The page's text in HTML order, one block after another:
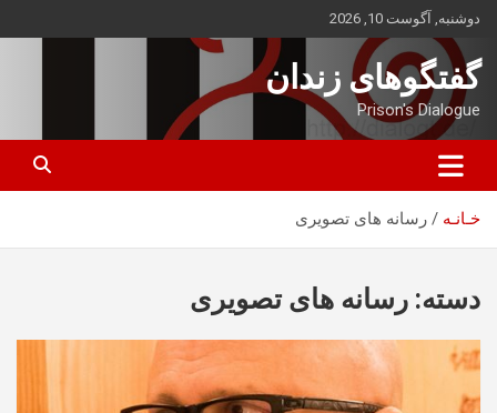
محتوا
بروید
دوشنبه, آگوست 10, 2026
گفتگوهای زندان
Prison's Dialogue
خـانـه رسانه های تصویری
دسته: رسانه های تصویری